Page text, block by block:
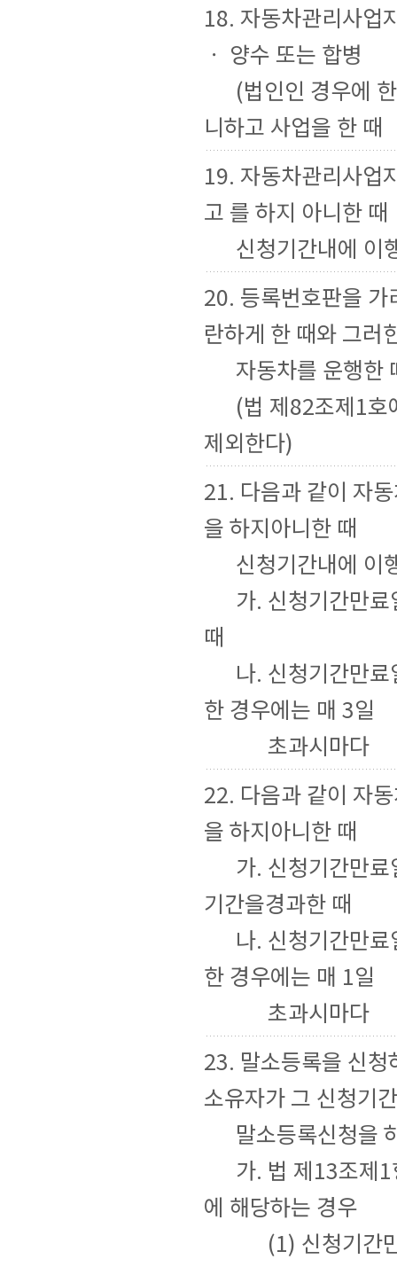
18. 자동차관리사업
ㆍ 양수 또는 합병
(법인인 경우에
니하고 사업을 한 때
19. 자동차관리사업
고 를 하지 아니한 때
신청기간내에 이
20. 등록번호판을
란하게 한 때와 그러
자동차를 운행한
(법 제82조제1호
제외한다)
21. 다음과 같이 자
을 하지아니한 때
신청기간내에 이
가. 신청기간만료
때
나. 신청기간만료
한 경우에는 매 3일
초과시마다
22. 다음과 같이 자
을 하지아니한 때
가. 신청기간만료
기간을경과한 때
나. 신청기간만료
한 경우에는 매 1일
초과시마다
23. 말소등록을 신
소유자가 그 신청기
말소등록신청을
가. 법 제13조제1
에 해당하는 경우
(1) 신청기간만